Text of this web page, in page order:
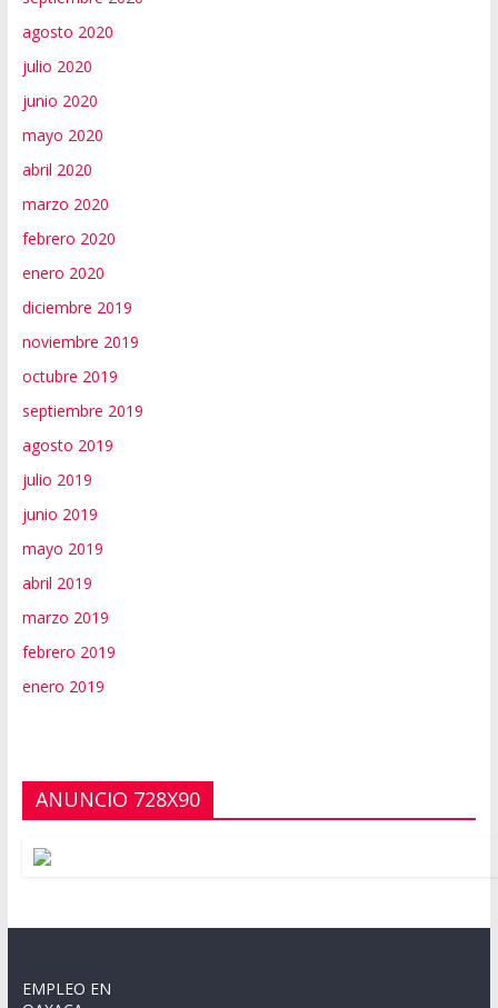
agosto 2020
julio 2020
junio 2020
mayo 2020
abril 2020
marzo 2020
febrero 2020
enero 2020
diciembre 2019
noviembre 2019
octubre 2019
septiembre 2019
agosto 2019
julio 2019
junio 2019
mayo 2019
abril 2019
marzo 2019
febrero 2019
enero 2019
ANUNCIO 728X90
EMPLEO EN